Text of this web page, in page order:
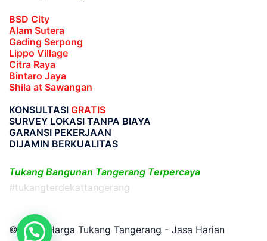
BSD City
Alam Sutera
Gading Serpong
Lippo Village
Citra Raya
Bintaro Jaya
Shila at Sawangan
KONSULTASI GRATIS
SURVEY LOKASI TANPA BIAYA
GARANSI PEKERJAAN
DIJAMIN BERKUALITAS
Tukang Bangunan Tangerang Terpercaya
#tukangterdekattangerang
© 2026 Harga Tukang Tangerang - Jasa Harian